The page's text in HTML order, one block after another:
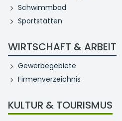
Schwimmbad
Sportstätten
WIRTSCHAFT & ARBEIT
Gewerbegebiete
Firmenverzeichnis
KULTUR & TOURISMUS